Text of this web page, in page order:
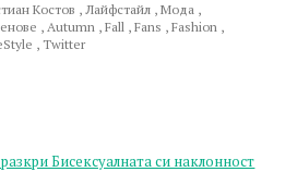
Костов ,Лайфстайл ,Мода ,
,Autumn ,Fall ,Fans ,Fashion ,
,Twitter
Бисексуалната си наклонност